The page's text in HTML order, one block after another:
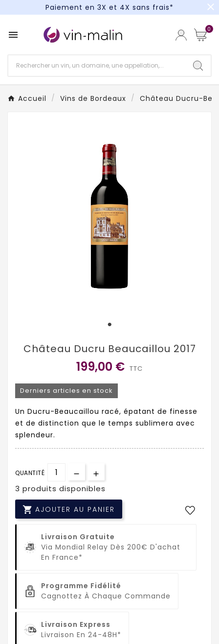
Paiement en 3X et 4X sans frais*
Paiement en 3X et 4X sans frais*
close
 0
Accueil Vins de Bordeaux Château Ducru-
Château Ducru Beaucaillou 2017
199,00 € TTC
Derniers articles en stock
Un Ducru-Beaucaillou racé, épatant de finesse
et de distinction que le temps sublimera avec
splendeur.
QUANTITÉ
3 produits disponibles
 AJOUTER AU PANIER
Livraison Gratuite
Via Mondial Relay Dès 200€ D'achat
En France*
Programme Fidélité
Cagnottez À Chaque Commande
Livraison Express
Livraison En 24-48H*